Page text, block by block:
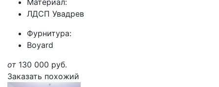
Материал:
ЛДСП Увадрев
Фурнитура:
Boyard
от 130 000 руб.
Заказать похожий